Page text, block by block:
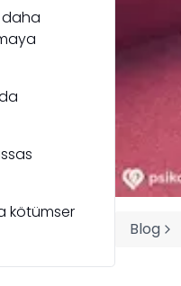
kötümser
Blog